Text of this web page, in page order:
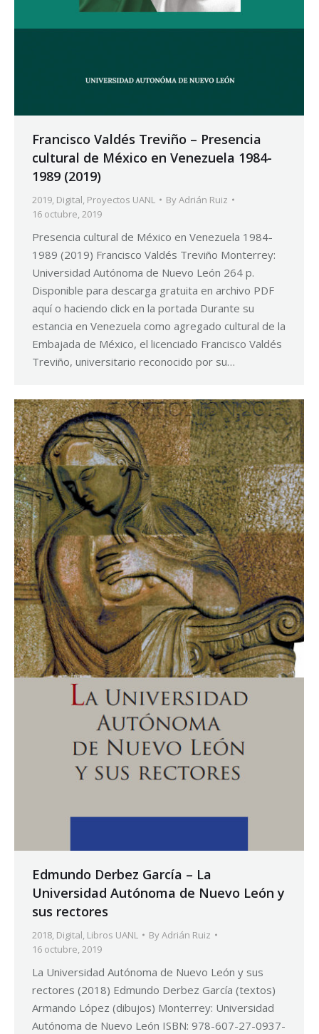
Francisco Valdés Treviño – Presencia
cultural de México en Venezuela 1984-
1989 (2019)
2019, Digital, Proyectos UANL ByAdrián Ruiz
16 octubre, 2019
Presencia cultural de México en Venezuela 1984-
1989 (2019) Francisco Valdés Treviño Monterrey:
Universidad Autónoma de Nuevo León 264 p.
Disponible para descarga gratuita en archivo PDF
aquí o haciendo click en la portada Durante su
estancia en Venezuela como agregado cultural de la
Embajada de México, el licenciado Francisco Valdés
Treviño, universitario reconocido por su…
Edmundo Derbez García – La
Universidad Autónoma de Nuevo León y
sus rectores
2018, Digital, Libros UANL ByAdrián Ruiz
16 octubre, 2019
La Universidad Autónoma de Nuevo León y sus
rectores (2018) Edmundo Derbez García (textos)
Armando López (dibujos) Monterrey: Universidad
Autónoma de Nuevo León ISBN: 978-607-27-0937-